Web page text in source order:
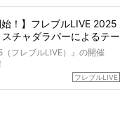
のロッチさん。day2の音楽フ
が出演するなど、例年以上
。全国のフレンチブルドッ
」の模様を、詳しく
始！】フレブルLIVE 2025
チャダラパーによるテー
フレブルLIVE）』の開催
いよ販売スタートです！フレブルLIVE